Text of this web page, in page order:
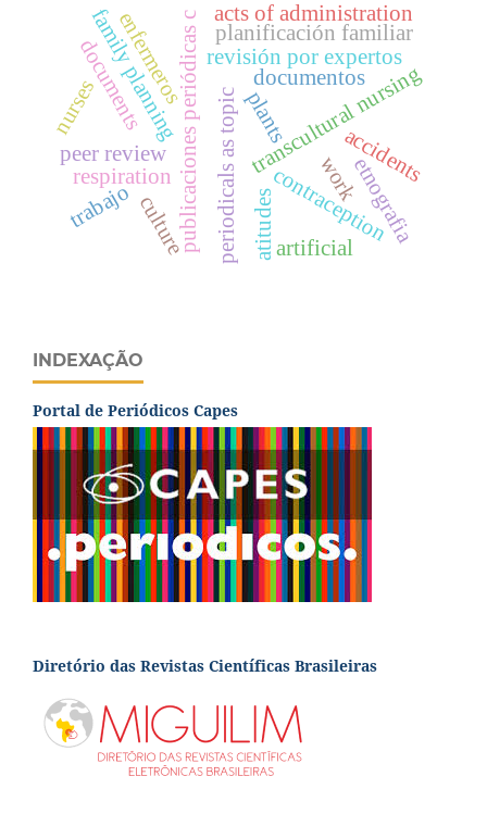
documentos
periodicals as topic
revisión por expertos
publicaciones periódicas c transcultural nursing
family planning
contraception
planificación familiar
peer review
documents
acts of administration
nurses enfermeros
accidents
respiration etnografia
atitudes
culture
plants
artificial
work
trabajo
INDEXAÇÃO
Portal de Periódicos Capes
Diretório das Revistas Científicas Brasileiras